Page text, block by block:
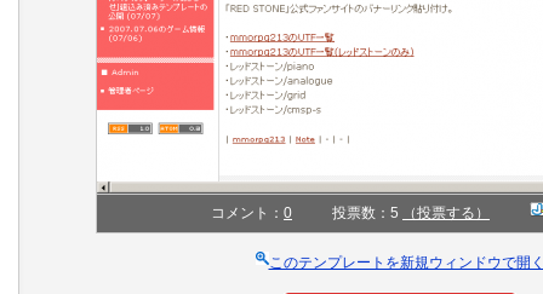
コメント： 0 投票数：5 （投票する）
このテンプレートを新規ウィンドウで開